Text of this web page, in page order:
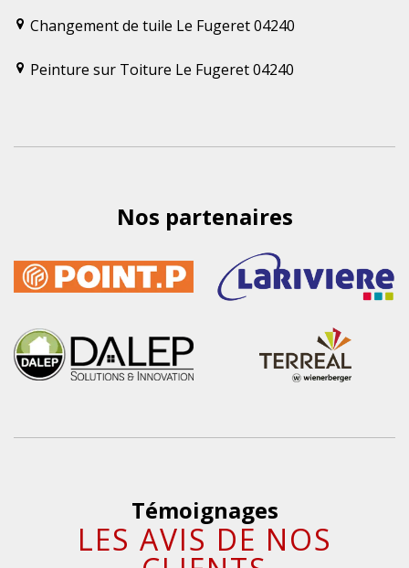
Changement de tuile Le Fugeret 04240
Peinture sur Toiture Le Fugeret 04240
Nos partenaires
Témoignages
LES AVIS DE NOS